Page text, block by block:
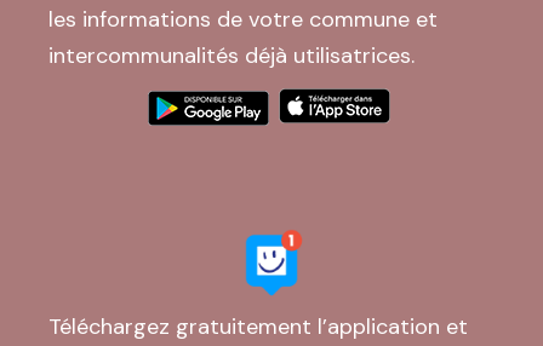
les informations de votre commune et
intercommunalités déjà utilisatrices.
Téléchargez gratuitement l’application et